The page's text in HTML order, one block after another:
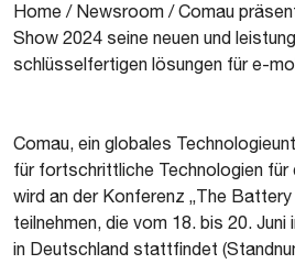
Home / Newsroom /Comau
Show 2024 seine neuen und
schlüsselfertigen lösungen für e-
Comau, ein globales
für fortschrittliche Technologien
wird an der Konferenz „The Battery
teilnehmen, die vom 18. bis 20.
in Deutschland stattfindet